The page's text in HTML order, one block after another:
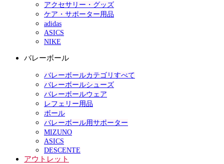
アクセサリー・グッズ
ケア・サポーター用品
adidas
ASICS
NIKE
バレーボール
バレーボールカテゴリすべて
バレーボールシューズ
バレーボールウェア
レフェリー用品
ボール
バレーボール用サポーター
MIZUNO
ASICS
DESCENTE
アウトレット